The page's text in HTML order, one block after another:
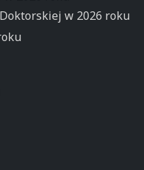
w 2026 roku